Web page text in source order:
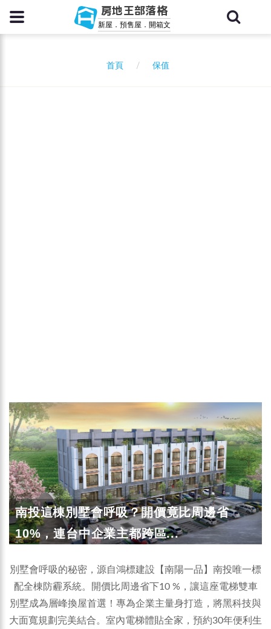
房地王部落格
新屋．預售屋．開箱文
首頁 保值
南投這棟別墅會呼吸？開價竟比周邊省
10%，連台中企業主都跨區...
別墅會呼吸的秘密，源自鴻標建設【南陽一品】南投唯一標
配全棟防霾系統。開價比周邊省下10 %，讓這座電梯雙車
別墅成為層峰換屋首選！專為企業主量身打造，將黑科技與
大面寬規劃完美結合。室內電梯體貼全家，預約30年便利生